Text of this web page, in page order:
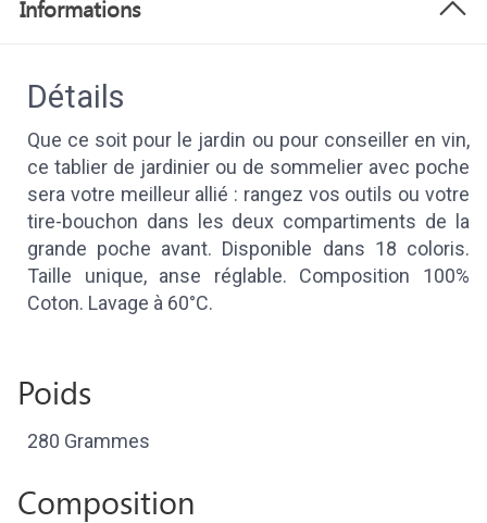
Informations
Détails
Que ce soit pour le jardin ou pour conseiller en vin,
ce tablier de jardinier ou de sommelier avec poche
sera votre meilleur allié : rangez vos outils ou votre
tire-bouchon dans les deux compartiments de la
grande poche avant. Disponible dans 18 coloris.
Taille unique, anse réglable. Composition 100%
Coton. Lavage à 60°C.
Poids
280 Grammes
Composition